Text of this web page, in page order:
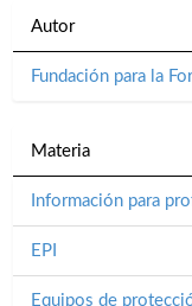
Autor
Fundación para la
Materia
Información para
EPI
Equipos de